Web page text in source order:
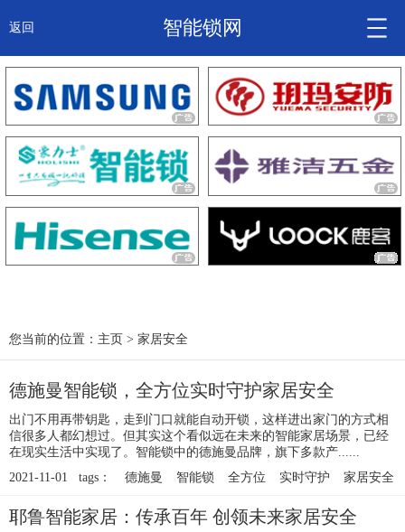
返回 智能锁网
智能锁头条
诚信企业
产品
大咖秀
关于我们
锁信通
您当前的位置： 主页 > 家居安全
德施曼智能锁，全方位实时守护家居安全
出门不用再带钥匙，走到门口就能自动开锁，这样进出家门的方式相
信很多人都幻想过。但其实这个看似远在未来的智能家居场景，已经
在现实生活中实现了。智能锁中的德施曼品牌，旗下多款产......
2021-11-01 tags：
德施曼 智能锁 全方位 实时守护 家居安全
耶鲁智能家居：传承百年 创领未来家居安全